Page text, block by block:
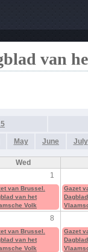
van
May June July
Wed
1
van Brussel.
van het
Volk
Gazet
8
van Brussel.
van het
Volk
Gazet